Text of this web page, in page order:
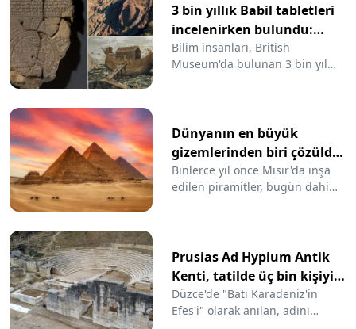
3 bin yıllık Babil tabletleri
incelenirken bulundu:
Nuh'un gemisi o ülkede
ortaya çıktı
Bilim insanları, British
Museum'da bulunan 3 bin yıl
bilinen tablet üzerinde çok
sayıda dini motife yer verilirken,
dini bir anlatının öğesi olan
Nuh'un gemisinin de sembolize
edildiği ülke ortaya çıktı.
Dünyanın en büyük
gizemlerinden biri çözüldü:
Mısırlılar piramitler için
taşları böyle hareket
Binlerce yıl önce Mısır'da inşa
edilen piramitler, bugün dahi
belirten komplo teorileri büyük
ilgi görürken, yapılan son
araştırmalar Mısırlıların
piramitler için devasa taşları
nasıl hareket ettirdiğini gözler
Prusias Ad Hypium Antik
Kenti, tatilde üç bin kişiyi
ağırladı
Düzce'de "Batı Karadeniz'in
Efes'i" olarak anılan, adını